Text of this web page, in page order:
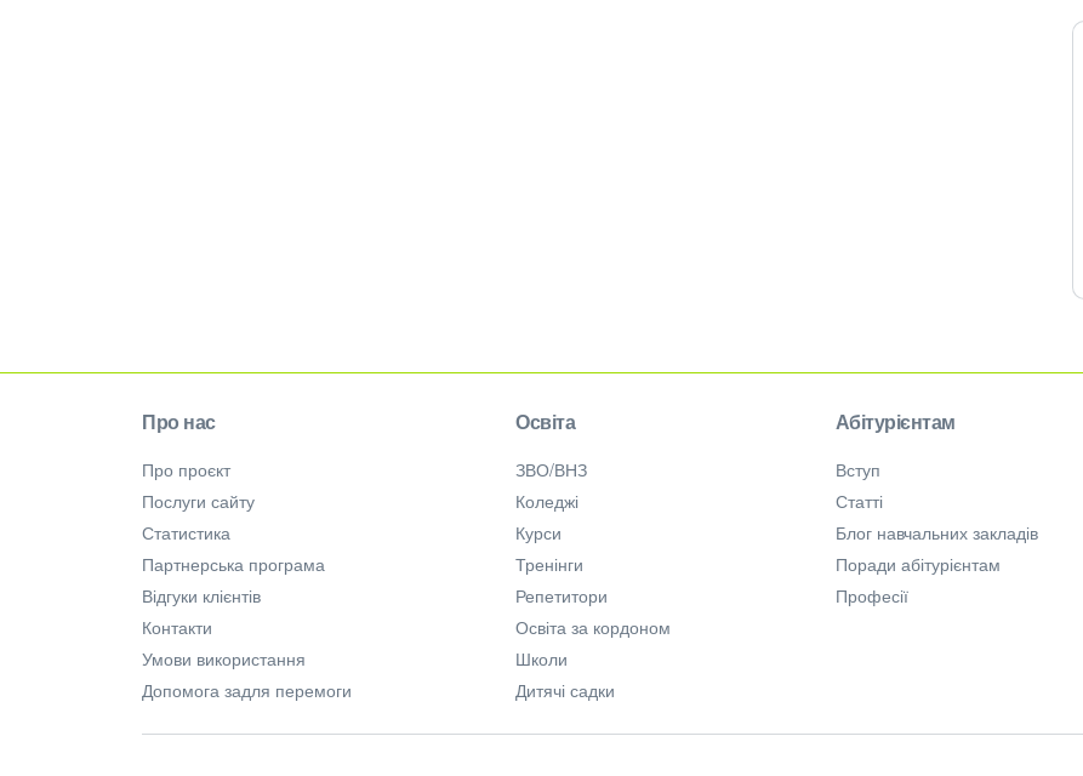
Про нас
Про проєкт
Послуги сайту
Статистика
Партнерська програма
Відгуки клієнтів
Контакти
Умови використання
Допомога задля перемоги
Освіта
ЗВО/ВНЗ
Коледжі
Курси
Тренінги
Репетитори
Освіта за кордоном
Школи
Дитячі садки
Абітурієнтам
Вступ
Статті
Блог навчальних закладів
Поради абітурієнтам
Професії